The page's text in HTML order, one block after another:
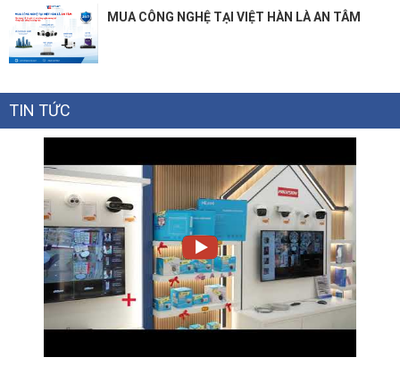
MUA CÔNG NGHỆ TẠI VIỆT HÀN LÀ AN TÂM
TIN TỨC